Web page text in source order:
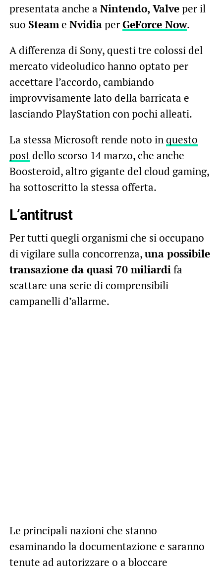
presentata anche a Nintendo, Valveper il
suo Steame NvidiaperGeForce Now.
A differenza di Sony, questi tre colossi del
mercato videoludico hanno optato per
accettare l’accordo, cambiando
improvvisamente lato della barricata e
lasciando PlayStation con pochi alleati.
La stessa Microsoft rende noto in questo
postdello scorso 14 marzo, che anche
Boosteroid, altro gigante del cloud gaming,
ha sottoscritto la stessa offerta.
L’antitrust
Per tutti quegli organismi che si occupano
di vigilare sulla concorrenza,una possibile
transazione da quasi 70 miliardi fa
scattare una serie di comprensibili
campanelli d’allarme.
Le principali nazioni che stanno
esaminando la documentazione e saranno
tenute ad autorizzare o a bloccare